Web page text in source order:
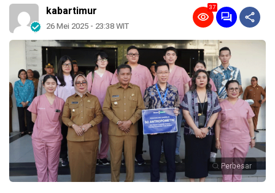
kabartimur
26 Mei 2025 - 23:38 WIT
37
Perbesar